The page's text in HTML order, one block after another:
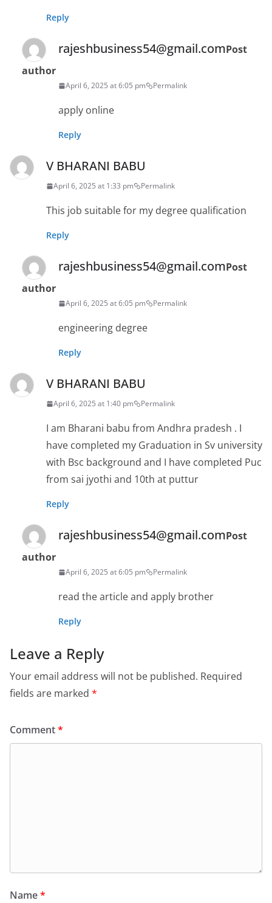
Reply
rajeshbusiness54@gmail.comPost
author
April 6, 2025 at 6:05 pm Permalink
apply online
Reply
V BHARANI BABU
April 6, 2025 at 1:33 pm Permalink
This job suitable for my degree qualification
Reply
rajeshbusiness54@gmail.comPost
author
April 6, 2025 at 6:05 pm Permalink
engineering degree
Reply
V BHARANI BABU
April 6, 2025 at 1:40 pm Permalink
I am Bharani babu from Andhra pradesh . I
have completed my Graduation in Sv university
with Bsc background and I have completed Puc
from sai jyothi and 10th at puttur
Reply
rajeshbusiness54@gmail.comPost
author
April 6, 2025 at 6:05 pm Permalink
read the article and apply brother
Reply
Leave a Reply
Your email address will not be published. Required
fields are marked *
Comment*
Name*